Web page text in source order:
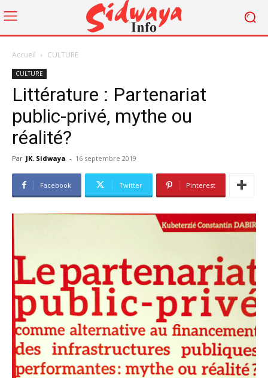
Accueil CULTURE
CULTURE
Littérature : Partenariat
public-privé, mythe ou
réalité?
Par JK. Sidwaya - 16 septembre 2019
Facebook Twitter Pinterest